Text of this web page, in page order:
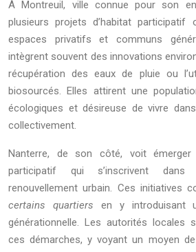
À Montreuil, ville connue pour son
plusieurs projets d’habitat
espaces privatifs et communs
intègrent souvent des innovations
récupération des eaux de pluie ou
biosourcés. Elles attirent une
écologiques et désireuse de vivre
collectivement.
Nanterre, de son côté, voit émerger
participatif qui s’inscrivent
renouvellement urbain. Ces initiatives
certains quartiers en y introduisant
générationnelle. Les autorités locales
ces démarches, y voyant un moyen